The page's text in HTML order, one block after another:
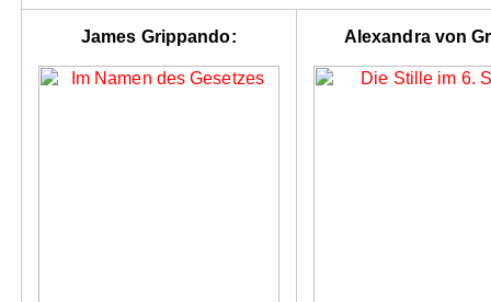
James Grippando: Alexandra von